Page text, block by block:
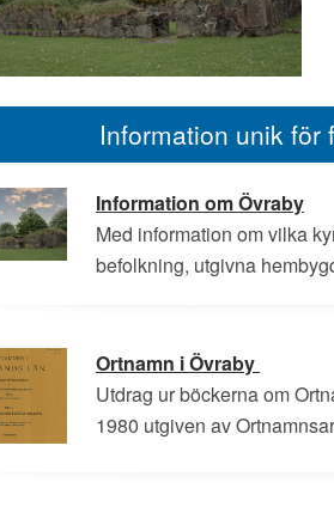
Information unik för
Information om Övraby
Med information om vilka
befolkning, utgivna
Ortnamn i Övraby
Utdrag ur böckerna om
1980 utgiven av